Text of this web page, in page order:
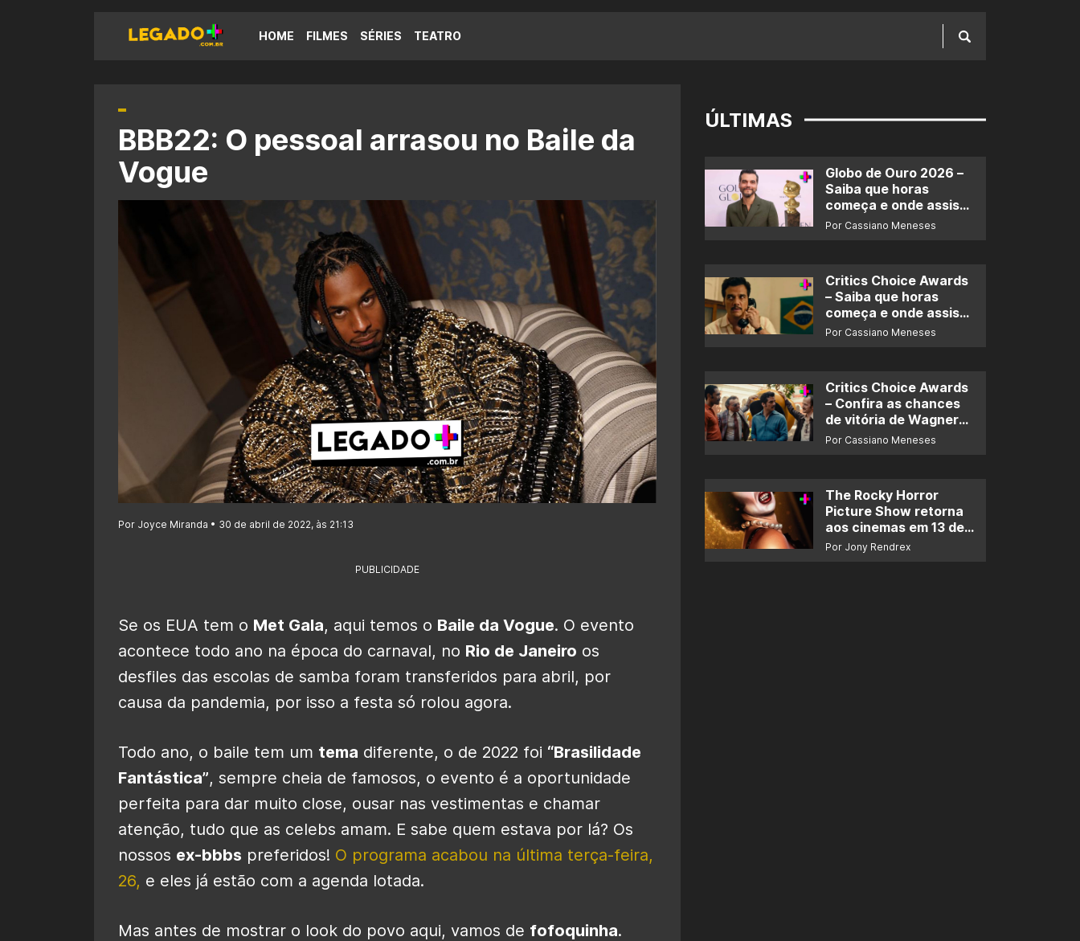
HOME FILMES SÉRIES TEATRO
BBB22: O pessoal arrasou no Baile da
Vogue
Por Joyce Miranda • 30 de abril de 2022, às 21:13
PUBLICIDADE
Se os EUA tem o Met Gala, aqui temos o Baile da Vogue. O evento
acontece todo ano na época do carnaval, no Rio de Janeiro os
desfiles das escolas de samba foram transferidos para abril, por
causa da pandemia, por isso a festa só rolou agora.
Todo ano, o baile tem um tema diferente, o de 2022 foi “Brasilidade
Fantástica”, sempre cheia de famosos, o evento é a oportunidade
perfeita para dar muito close, ousar nas vestimentas e chamar
atenção, tudo que as celebs amam. E sabe quem estava por lá? Os
nossos ex-bbbs preferidos! O programa acabou na última terça-feira,
26, e eles já estão com a agenda lotada.
Mas antes de mostrar o look do povo aqui, vamos de fofoquinha.
ÚLTIMAS
Globo de Ouro 2026 –
Saiba que horas
começa e onde assistir
ao prêmio
Por Cassiano Meneses
Critics Choice Awards
– Saiba que horas
começa e onde assistir
ao prêmio
Por Cassiano Meneses
Critics Choice Awards
– Confira as chances
de vitória de Wagner
Moura e de ‘O Agente
Por Cassiano Meneses
The Rocky Horror
Picture Show retorna
aos cinemas em 13 de
novembro
Por Jony Rendrex